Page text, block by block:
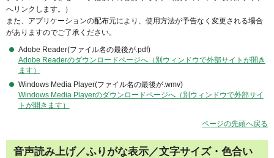
へリンクします。）
また、アプリケーションの配布元により、使用方法が予告なく変更される場合
がありますのでご了承ください。
Adobe Reader(ファイル名の最後が.pdf)
Adobe Readerのダウンロードページへ（別ウィンドウで外部サイトが開き
ます）
Windows Media Player(ファイル名の最後が.wmv)
Windows Media Playerのダウンロードページへ（別ウィンドウで外部サイ
トが開きます）
ページの先頭へ戻る
音声読み上げ／ふりがな表示／文字サイズ・色合い